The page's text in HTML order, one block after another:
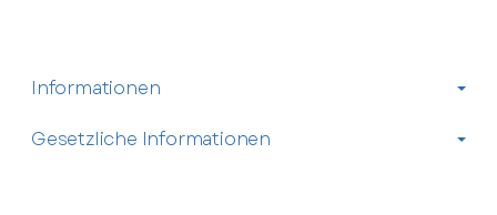
Vorname
Informationen
Gesetzliche Informationen